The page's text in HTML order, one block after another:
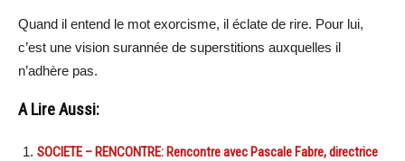
Quand il entend le mot exorcisme, il éclate de rire. Pour lui,
c’est une vision surannée de superstitions auxquelles il
n’adhère pas.
A Lire Aussi:
SOCIETE – RENCONTRE: Rencontre avec Pascale Fabre, directrice